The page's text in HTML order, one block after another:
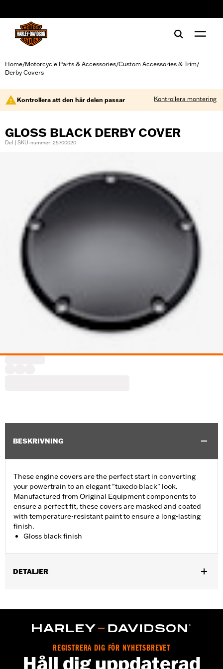
Home/Motorcycle Parts & Accessories/Custom Accessories & Trim/
Derby Covers
Kontrollera att den här delen passar Kontrollera montering
GLOSS BLACK DERBY COVER
Del | SKU-nummer: 25700020
BESKRIVNING
These engine covers are the perfect start in converting
your powertrain to an elegant "tuxedo black" look.
Manufactured from Original Equipment components to
ensure a perfect fit, these covers are masked and coated
with temperature-resistant paint to ensure a long-lasting
finish.
Gloss black finish
DETALJER
Cover P/N 25700385 or 25700438).
Derby cover only
WARRANTY:,,,,,,,,,,,,,,,,,,,,,,,,,,,,,,,,,,,,,,,,,,,,,,,,,,,,,,,,,,,,,,,,,,
REGISTRERA DIG FÖR NYHETSBREVET
Håll dig uppdaterad